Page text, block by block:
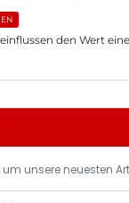
den Wert
unsere neuesten